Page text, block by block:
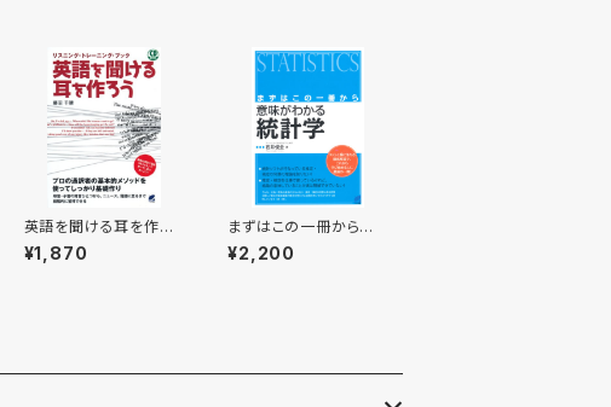
英語を聞ける耳を作ろ
う CD BOOK
¥1,870
まずはこの一冊から
意味がわかる統計学
¥2,200